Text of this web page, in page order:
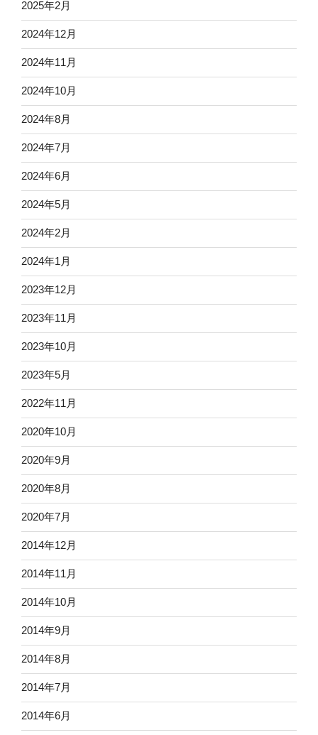
2025年2月
2024年12月
2024年11月
2024年10月
2024年8月
2024年7月
2024年6月
2024年5月
2024年2月
2024年1月
2023年12月
2023年11月
2023年10月
2023年5月
2022年11月
2020年10月
2020年9月
2020年8月
2020年7月
2014年12月
2014年11月
2014年10月
2014年9月
2014年8月
2014年7月
2014年6月